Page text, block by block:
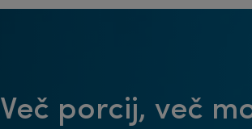
Več porcij, več